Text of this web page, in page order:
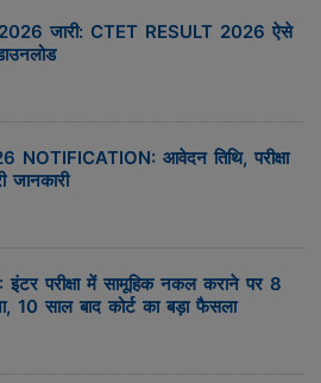
जारी: CTET RESULT 2026 ऐसे
NOTIFICATION: आवेदन तिथि, परीक्षा
परीक्षा में सामूहिक नकल कराने पर 8
10 साल बाद कोर्ट का बड़ा फैसला